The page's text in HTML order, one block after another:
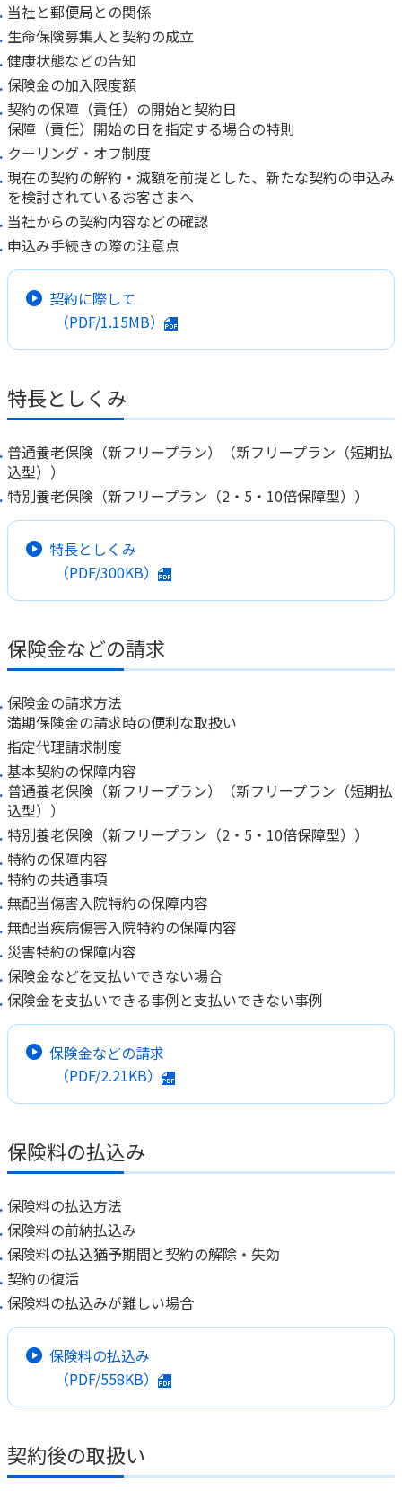
各種サービス・お知らせ
かんぽプラチナライフサービス
ご契約のしおり・約款（Web約款）
保険用語集
お問い合わせ
保険用語集
お問い合わせ
かんぽアプリ～かんぽの健康と安心を手のひらに～
すこやか健康ラボ
ラジオ体操・みんなの体操
ラジオ体操ポータルサイト
かんぽ生命のサステナビリティ
お客さまの声／お客さまサービス向上の取組み
かんぽジャンクション
当社と郵便局との関係
生命保険募集人と契約の成立
健康状態などの告知
保険金の加入限度額
契約の保障（責任）の開始と契約日
保障（責任）開始の日を指定する場合の特則
クーリング・オフ制度
現在の契約の解約・減額を前提とした、新たな契約の申込み
を検討されているお客さまへ
当社からの契約内容などの確認
申込み手続きの際の注意点
契約に際して
（PDF/1.15MB）
特長としくみ
普通養老保険（新フリープラン）（新フリープラン（短期払
込型））
特別養老保険（新フリープラン（2・5・10倍保障型））
特長としくみ
（PDF/300KB）
保険金などの請求
保険金の請求方法
満期保険金の請求時の便利な取扱い
指定代理請求制度
基本契約の保障内容
普通養老保険（新フリープラン）（新フリープラン（短期払
込型））
特別養老保険（新フリープラン（2・5・10倍保障型））
特約の保障内容
特約の共通事項
無配当傷害入院特約の保障内容
無配当疾病傷害入院特約の保障内容
災害特約の保障内容
保険金などを支払いできない場合
保険金を支払いできる事例と支払いできない事例
保険金などの請求
（PDF/2.21KB）
保険料の払込み
保険料の払込方法
保険料の前納払込み
保険料の払込猶予期間と契約の解除・失効
契約の復活
保険料の払込みが難しい場合
保険料の払込み
（PDF/558KB）
契約後の取扱い